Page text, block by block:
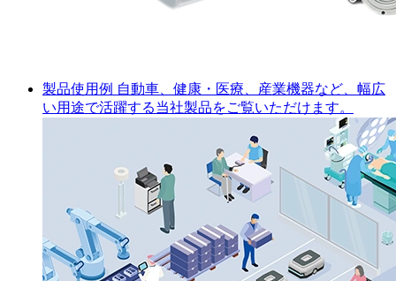
製品使用例 自動車、健康・医療、産業機器など、幅広
い用途で活躍する当社製品をご覧いただけます。